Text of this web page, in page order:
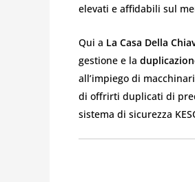
elevati e affidabili sul
Qui a La Casa Della
gestione e la
all’impiego di
di offrirti duplicati di
sistema di sicurezza